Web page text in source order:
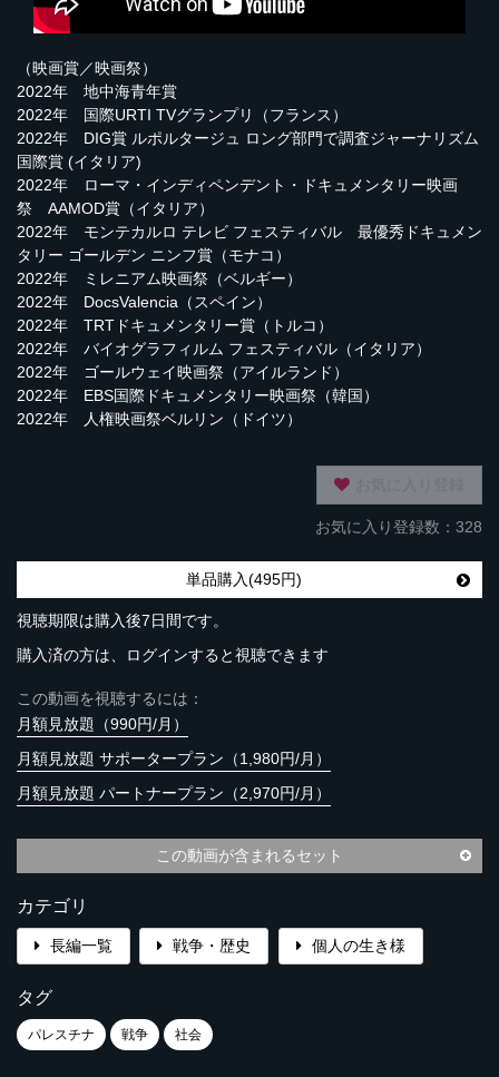
（映画賞／映画祭）
2022年 地中海青年賞
2022年 国際URTI TVグランプリ（フランス）
2022年 DIG賞 ルポルタージュ ロング部門で調査ジャーナリズム
国際賞 (イタリア)
2022年 ローマ・インディペンデント・ドキュメンタリー映画
祭 AAMOD賞（イタリア）
2022年 モンテカルロ テレビ フェスティバル 最優秀ドキュメン
タリー ゴールデン ニンフ賞（モナコ）
2022年 ミレニアム映画祭（ベルギー）
2022年 DocsValencia（スペイン）
2022年 TRTドキュメンタリー賞（トルコ）
2022年 バイオグラフィルム フェスティバル（イタリア）
2022年 ゴールウェイ映画祭（アイルランド）
2022年 EBS国際ドキュメンタリー映画祭（韓国）
2022年 人権映画祭ベルリン（ドイツ）
お気に入り登録数：328
単品購入(495円)
視聴期限は購入後7日間です。
購入済の方は、ログインすると視聴できます
この動画を視聴するには：
月額見放題（990円/月）
月額見放題 サポータープラン（1,980円/月）
月額見放題 パートナープラン（2,970円/月）
この動画が含まれるセット
カテゴリ
長編一覧 戦争・歴史 個人の生き様
タグ
パレスチナ 戦争 社会